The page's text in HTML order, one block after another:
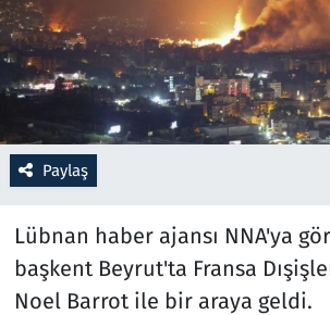
Paylaş
Lübnan haber ajansı NNA'ya
başkent Beyrut'ta Fransa
Noel Barrot ile bir araya geldi.
Resmi İlanlar
Rüya Tabirleri
Sağlık
Savunma Sanayi
Seçim 2023
Spor